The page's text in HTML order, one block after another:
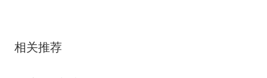
相关推荐